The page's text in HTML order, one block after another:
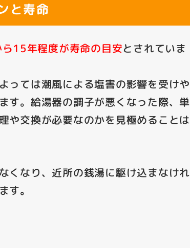
と寿命
15年程度が寿命の目安とされていま
っては潮風による塩害の影響を受けや
す。給湯器の調子が悪くなった際、単
や交換が必要なのかを見極めることは
くなり、近所の銭湯に駆け込まなけれ
す。